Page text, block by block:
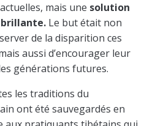
mais une solution
Le but était non
de la disparition ces
aussi d’encourager leur
générations futures.
les traditions du
ont été sauvegardés en